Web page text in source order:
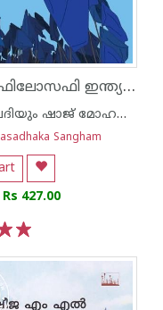
ഇന്ത്യൻ ഫിലോസഫി ഇന്ത്യൻ റവലൂഷൻ
ദിവ്യ ദ്വിവേദിയും ഷാജ് മോഹനും
Sangham
Rs 427.00